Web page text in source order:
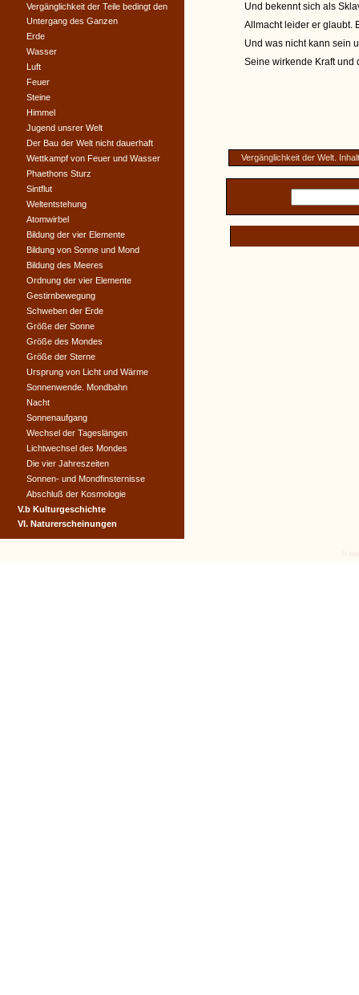
Und bekennt sich als
Allmacht leider er glaubt.
Und was nicht kann sein
Seine wirkende Kraft und
Vergänglichkeit der Welt.
Vergänglichkeit der Teile bedingt den
Untergang des Ganzen
Erde
Wasser
Luft
Feuer
Steine
Himmel
Jugend unsrer Welt
Der Bau der Welt nicht dauerhaft
Wettkampf von Feuer und Wasser
Phaethons Sturz
Sintflut
Weltentstehung
Atomwirbel
Bildung der vier Elemente
Bildung von Sonne und Mond
Bildung des Meeres
Ordnung der vier Elemente
Gestirnbewegung
Schweben der Erde
Größe der Sonne
Größe des Mondes
Größe der Sterne
Ursprung von Licht und Wärme
Sonnenwende. Mondbahn
Nacht
Sonnenaufgang
Wechsel der Tageslängen
Lichtwechsel des Mondes
Die vier Jahreszeiten
Sonnen- und Mondfinsternisse
Abschluß der Kosmologie
V.b Kulturgeschichte
VI. Naturerscheinungen